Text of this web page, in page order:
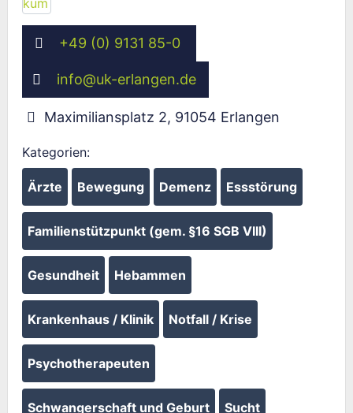
+49 (0) 9131 85-0
info@uk-erlangen.de
Maximiliansplatz 2, 91054 Erlangen
Kategorien:
Ärzte Bewegung Demenz Essstörung
Familienstützpunkt (gem. §16 SGB VIII)
Gesundheit Hebammen
Krankenhaus / Klinik Notfall / Krise
Psychotherapeuten
Schwangerschaft und Geburt Sucht